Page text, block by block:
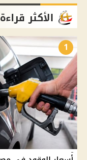
الأكثر قراءة
1